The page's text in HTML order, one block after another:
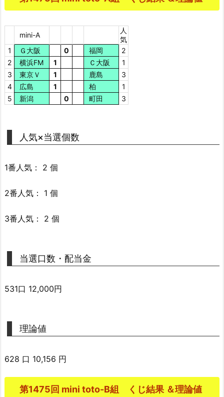
mini-A
人
気
1
Ｇ大阪 0 福岡
2
2
横浜FM 1 Ｃ大阪
1
3
東京Ｖ 1 鹿島
3
4
広島 1 柏
1
5
新潟 0 町田 3
人気×当選個数
1番人気： 2 個
2番人気： 1 個
3番人気： 2 個
当選口数・配当金
531口 12,000円
理論値
628 口 10,156 円
第1475回 mini toto-B組 くじ結果 ＆理論値